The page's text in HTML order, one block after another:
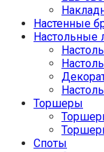
Настенные
Настольные
Торшеры
Споты